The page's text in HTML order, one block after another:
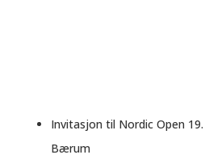
Invitasjon til Nordic Open
Bærum